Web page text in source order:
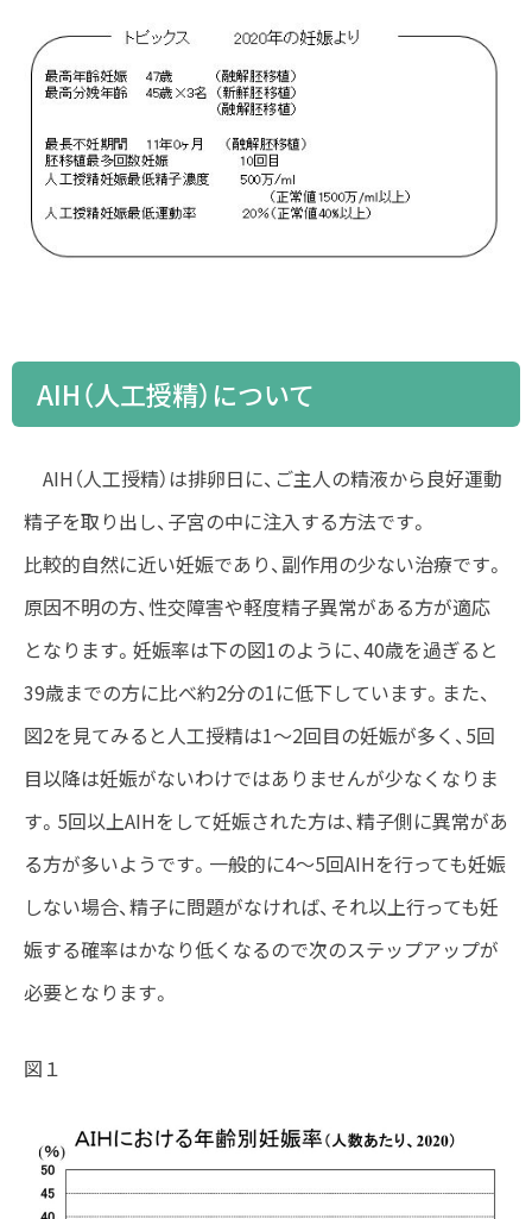
AIH（人工授精）について
AIH（人工授精）は排卵日に、ご主人の精液から良好運動
精子を取り出し、子宮の中に注入する方法です。
比較的自然に近い妊娠であり、副作用の少ない治療です。
原因不明の方、性交障害や軽度精子異常がある方が適応
となります。妊娠率は下の図1のように、40歳を過ぎると
39歳までの方に比べ約2分の1に低下しています。また、
図2を見てみると人工授精は1～2回目の妊娠が多く、5回
目以降は妊娠がないわけではありませんが少なくなりま
す。5回以上AIHをして妊娠された方は、精子側に異常があ
る方が多いようです。一般的に4～5回AIHを行っても妊娠
しない場合、精子に問題がなければ、それ以上行っても妊
娠する確率はかなり低くなるので次のステップアップが
必要となります。
図１